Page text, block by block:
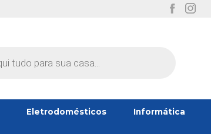
Eletrodomésticos Informática